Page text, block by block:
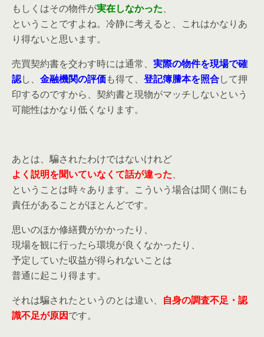
もしくはその物件が実在しなかった、
ということですよね。冷静に考えると、これはかなりあ
り得ないと思います。
売買契約書を交わす時には通常、 実際の物件を現場で確
認し、 金融機関の評価も得て、 登記簿謄本を照合して押
印するのですから、契約書と現物がマッチしないという
可能性はかなり低くなります。
あとは、騙されたわけではないけれど
よく説明を聞いていなくて話が違った、
ということは時々あります。こういう場合は聞く側にも
責任があることがほとんどです。
思いのほか修繕費がかかったり、
現場を観に行ったら環境が良くなかったり、
予定していた収益が得られないことは
普通に起こり得ます。
それは騙されたというのとは違い、 自身の調査不足・認
識不足が原因です。